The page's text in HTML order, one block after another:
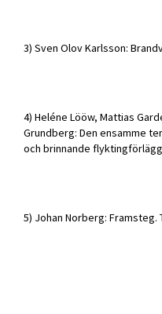
3) Sven Olov Karlsson:
4) Heléne Lööw, Mattias
Grundberg: Den ensamme
och brinnande
5) Johan Norberg: